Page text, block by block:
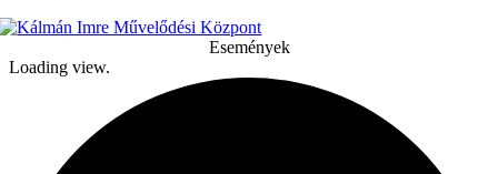
Események
Loading view.